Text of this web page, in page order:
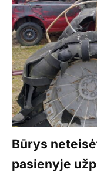
Būrys
pasienyje